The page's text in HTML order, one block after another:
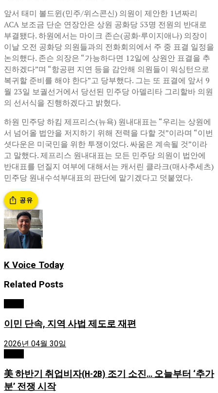
앞서 태미 볼드윈(민주/위스콘신) 의원이 제안한 1년짜리
ACA 보조금 단순 연장안은 상원 공화당 53명 전원의 반대로
부결됐다. 하원에서는 마이크 존슨(공화·루이지애나) 의장이
이날 오전 공화당 의원들과의 전화회의에서 주 중 표결 일정을
논의했다. 존슨 의장은 “가능하다면 12일에 상원안 표결을 추
진하겠다”며 “항공편 지연 등을 감안해 의원들이 워싱턴으로
복귀할 준비를 해야 한다”고 당부했다. 그는 또 표결에 앞서 9
월 23일 보궐선거에서 당선된 민주당 아델리타 그리할바 의원
의 선서식을 진행하겠다고 밝혔다.
하원 민주당 하킴 제프리스(뉴욕) 원내대표는 “우리는 상원에
서 넘어올 법안을 저지하기 위해 전력을 다할 것”이라며 “이번
셧다운은 미국민을 위한 투쟁이었다. 싸움은 계속될 것”이라
고 말했다. 제프리스 원내대표는 모든 민주당 의원이 법안에
반대표를 던질지 여부에 대해서는 캐서린 클라크(매사추세츠)
민주당 원내수석부대표의 판단에 맡기겠다고 덧붙였다.
공유
K Voice Today
Related Posts
이민 단속, 지역 사법 제도로 재편
2026년 04월 30일
美 하반기 취업비자(H-2B) 조기 소진… 오늘부터 ‘추가
분’ 전쟁 시작